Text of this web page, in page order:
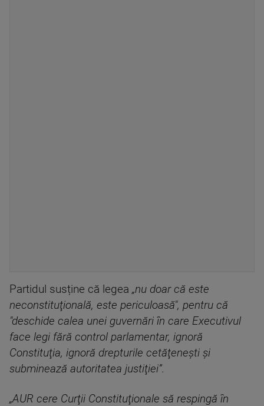
Partidul susține că legea „nu doar că este
neconstituţională, este periculoasă", pentru că
"deschide calea unei guvernări în care Executivul
face legi fără control parlamentar, ignoră
Constituţia, ignoră drepturile cetăţeneşti şi
subminează autoritatea justiţiei”.
„AUR cere Curţii Constituţionale să respingă în